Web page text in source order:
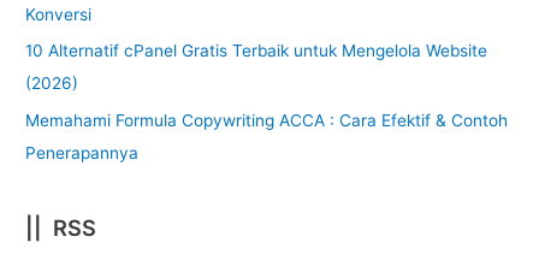
Konversi
10 Alternatif cPanel Gratis Terbaik untuk Mengelola Website
(2026)
Memahami Formula Copywriting ACCA : Cara Efektif & Contoh
Penerapannya
|| RSS